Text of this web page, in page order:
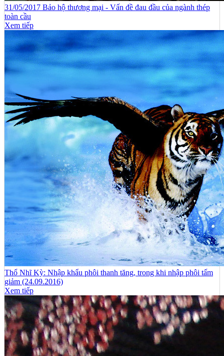
31/05/2017 Bảo hộ thương mại - Vấn đề đau đầu của ngành thép
toàn cầu
Xem tiếp
Thổ Nhĩ Kỳ: Nhập khẩu phôi thanh tăng, trong khi nhập phôi tấm
giảm (24.09.2016)
Xem tiếp